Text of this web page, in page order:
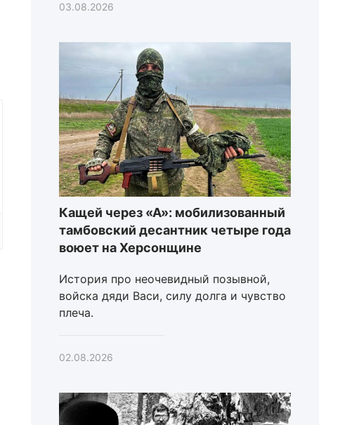
03.08.2026
Кащей через «А»: мобилизованный
тамбовский десантник четыре года
воюет на Херсонщине
История про неочевидный позывной,
войска дяди Васи, силу долга и чувство
плеча.
02.08.2026